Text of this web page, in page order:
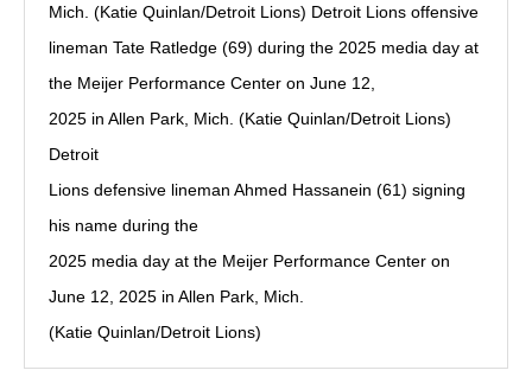
Mich. (Katie Quinlan/Detroit Lions) Detroit Lions offensive
lineman Tate Ratledge (69) during the 2025 media day at
the Meijer Performance Center on June 12,
2025 in Allen Park, Mich. (Katie Quinlan/Detroit Lions)
Detroit
Lions defensive lineman Ahmed Hassanein (61) signing
his name during the
2025 media day at the Meijer Performance Center on
June 12, 2025 in Allen Park, Mich.
(Katie Quinlan/Detroit Lions)